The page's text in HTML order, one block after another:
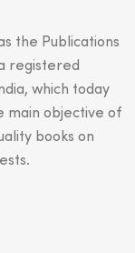
the Publications
registered
which today
main objective of
books on